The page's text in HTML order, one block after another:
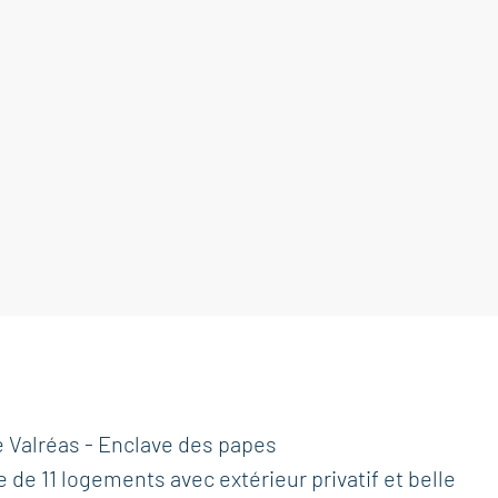
- Enclave des papes
11 logements avec extérieur privatif et belle